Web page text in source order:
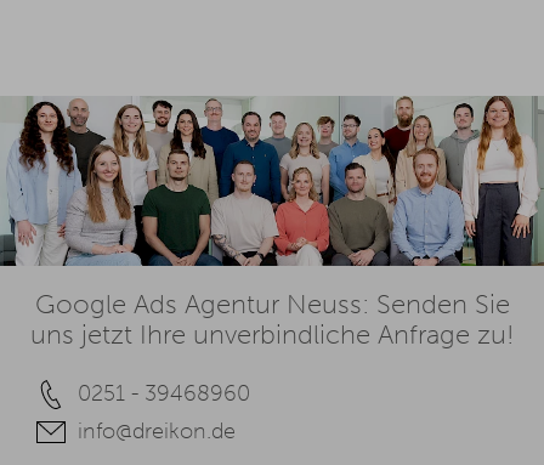
Google Ads Agentur Neuss: Senden Sie
uns jetzt Ihre unverbindliche Anfrage zu!
0251 - 39468960
info@dreikon.de